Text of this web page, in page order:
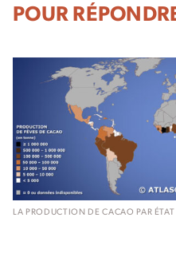
POUR
LA PRODUCTION DE CACAO PAR